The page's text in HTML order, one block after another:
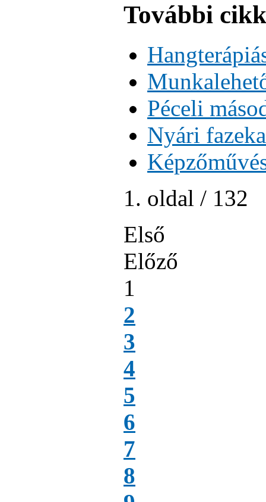
További
Péceli
Nyári
1. oldal / 132
Első
Előző
1
2
3
4
5
6
7
8